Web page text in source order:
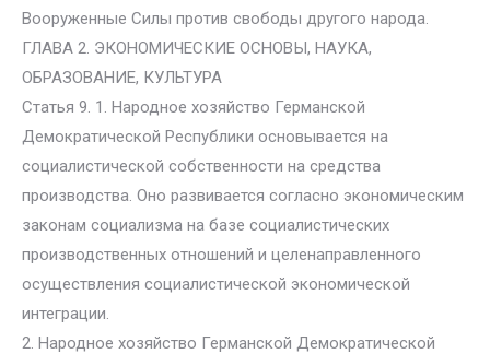
Вооруженные Силы против свободы другого народа.
ГЛАВА 2. ЭКОНОМИЧЕСКИЕ ОСНОВЫ, НАУКА,
ОБРАЗОВАНИЕ, КУЛЬТУРА
Статья 9. 1. Народное хозяйство Германской
Демократической Республики основывается на
социалистической собственности на средства
производства. Оно развивается согласно экономическим
законам социализма на базе социалистических
производственных отношений и целенаправленного
осуществления социалистической экономической
интеграции.
2. Народное хозяйство Германской Демократической